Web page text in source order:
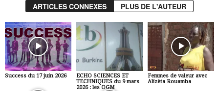
ARTICLES CONNEXES PLUS DE L'AUTEUR
Success du 17 juin 2026
ECHO SCIENCES ET
TECHNIQUES du 9 mars
2026 : les OGM
Femmes de valeur avec
Alizèta Rouamba